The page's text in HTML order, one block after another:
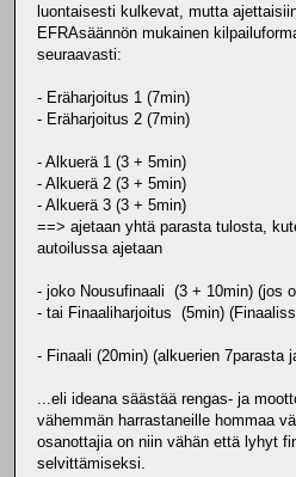
luontaisesti kulkevat, mutta
EFRAsäännön mukainen
seuraavasti:
- Eräharjoitus 1 (7min)
- Eräharjoitus 2 (7min)
- Alkuerä 1 (3 + 5min)
- Alkuerä 2 (3 + 5min)
- Alkuerä 3 (3 + 5min)
==> ajetaan yhtä parasta tulosta,
autoilussa ajetaan
- joko Nousufinaali (3 + 10min) (jos
- tai Finaaliharjoitus (5min)
- Finaali (20min) (alkuerien 7parasta
...eli ideana säästää rengas- ja
vähemmän harrastaneille hommaa
osanottajia on niin vähän että lyhyt
selvittämiseksi.